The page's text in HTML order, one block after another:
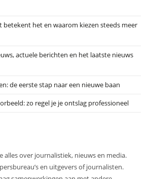
betekent het en waarom kiezen steeds meer
actuele berichten en het laatste nieuws
de eerste stap naar een nieuwe baan
zo regel je je ontslag professioneel
alles over journalistiek, nieuws en media.
en uitgevers of journalisten.